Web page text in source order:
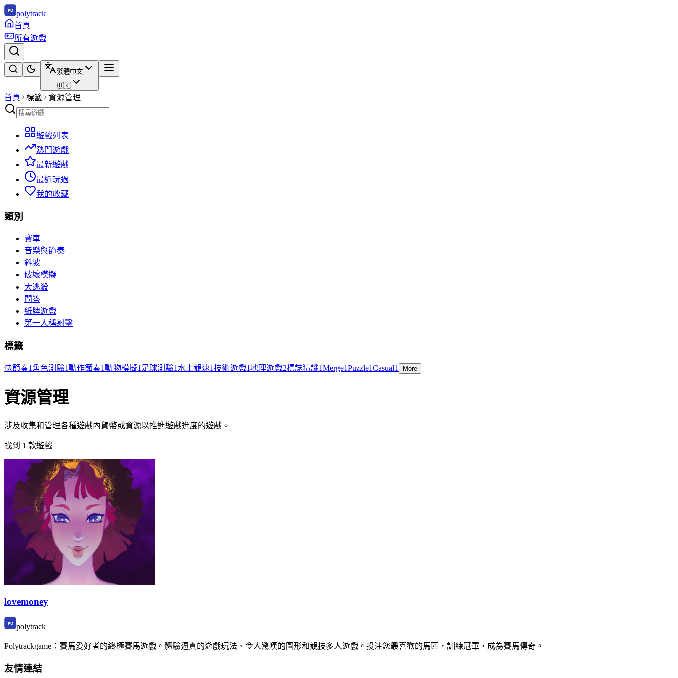
polytrack
首頁
所有遊戲
繁體中文
🇭🇰
首頁 標籤 資源管理
遊戲列表
熱門遊戲
最新遊戲
最近玩過
我的收藏
類別
賽車
音樂與節奏
斜坡
破壞模擬
大逃殺
問答
紙牌遊戲
第一人稱射擊
標籤
快節奏1 角色測驗1動作節奏1動物模擬1 足球測驗1 水上競速1技術遊戲1地理遊戲2標誌猜謎1Merge1Puzzle1Casual1 More
資源管理
涉及收集和管理各種遊戲內貨幣或資源以推進遊戲進度的遊戲。
找到 1 款遊戲
lovemoney
polytrack
Polytrackgame：賽馬愛好者的終極賽馬遊戲。體驗逼真的遊戲玩法、令人驚嘆的圖形和競技多人遊戲。投注您最喜歡的馬匹，訓練冠軍，成為賽馬傳奇。
友情連結